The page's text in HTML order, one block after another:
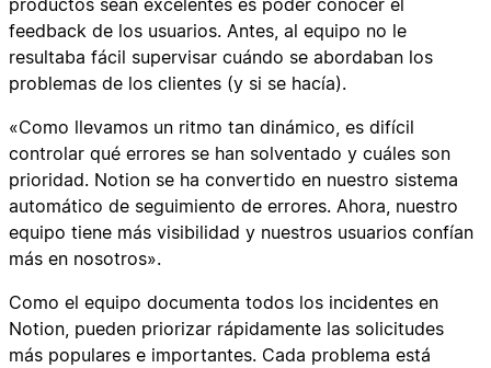
productos sean excelentes es poder conocer el
feedback de los usuarios. Antes, al equipo no le
resultaba fácil supervisar cuándo se abordaban los
problemas de los clientes (y si se hacía).
«Como llevamos un ritmo tan dinámico, es difícil
controlar qué errores se han solventado y cuáles son
prioridad. Notion se ha convertido en nuestro sistema
automático de seguimiento de errores. Ahora, nuestro
equipo tiene más visibilidad y nuestros usuarios confían
más en nosotros».
Como el equipo documenta todos los incidentes en
Notion, pueden priorizar rápidamente las solicitudes
más populares e importantes. Cada problema está